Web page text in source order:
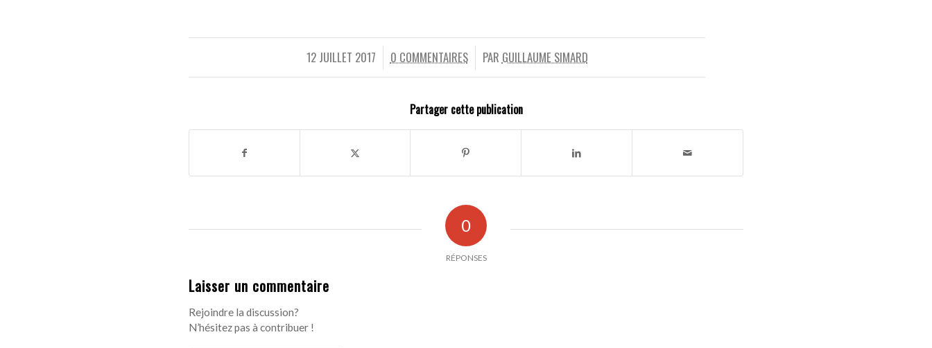
12 JUILLET 2017
/ 0 COMMENTAIRES
/ PAR GUILLAUME SIMARD
Partager cette publication
0
RÉPONSES
Laisser un commentaire
Rejoindre la discussion?
N’hésitez pas à contribuer !